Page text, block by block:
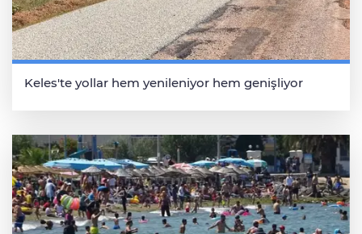
Keles'te yollar hem yenileniyor hem genişliyor